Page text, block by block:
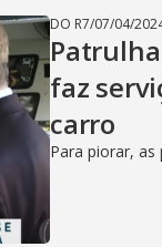
DO R7/07/04/
faz
carro
Para piorar,